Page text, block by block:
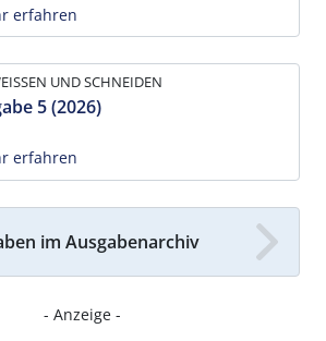
erfahren
UND SCHNEIDEN
5 (2026)
erfahren
im Ausgabenarchiv
- Anzeige -